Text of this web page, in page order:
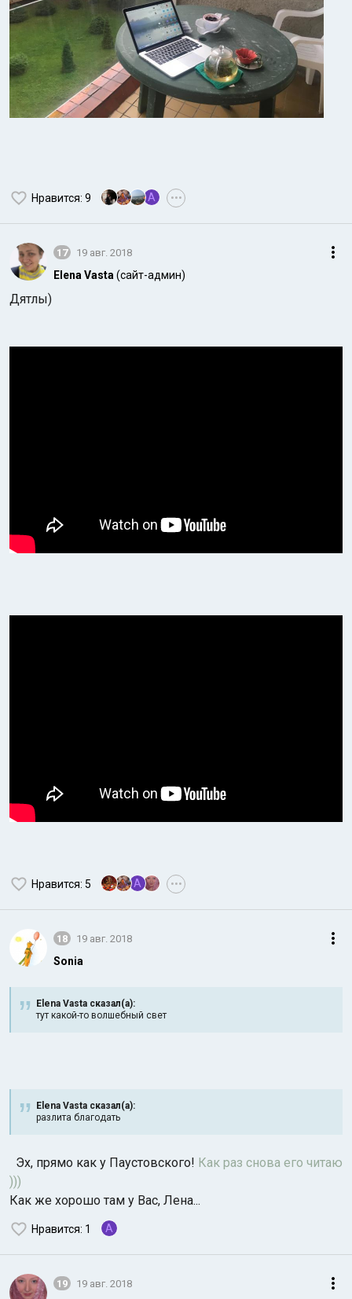
Нравится: 9 A •••
17 19 авг. 2018
Elena Vasta (сайт-админ)
Дятлы)
Нравится: 5 A •••
18 19 авг. 2018
Sonia
Elena Vasta сказал(а):
тут какой-то волшебный свет
Elena Vasta сказал(а):
разлита благодать
Эх, прямо как у Паустовского! Как раз снова его читаю
)))
Как же хорошо там у Вас, Лена...
Нравится: 1 A
19 19 авг. 2018